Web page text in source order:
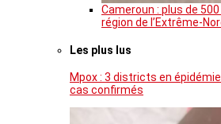
Cameroun : plus de
région de l’Extrême-
Les plus lus
Mpox : 3 districts en
cas confirmés